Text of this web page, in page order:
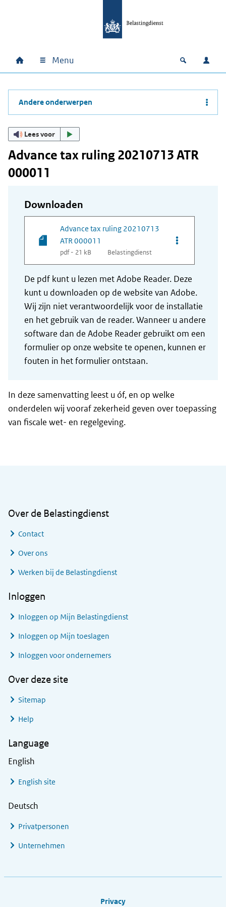
Hoofdnavigatie
Home Menu Open
Andere onderwerpen
Lees voor
Advance tax ruling 20210713 ATR
000011
Downloaden
Advance tax ruling 20210713
ATR 000011
pdf - 21 kB Belastingdienst
Opties van
De pdf kunt u lezen met Adobe Reader. Deze
kunt u downloaden op de website van Adobe.
Wij zijn niet verantwoordelijk voor de installatie
en het gebruik van de reader. Wanneer u andere
software dan de Adobe Reader gebruikt om een
formulier op onze website te openen, kunnen er
fouten in het formulier ontstaan.
In deze samenvatting leest u óf, en op welke
onderdelen wij vooraf zekerheid geven over toepassing
van fiscale wet- en regelgeving.
Over de Belastingdienst
Contact
Over ons
Werken bij de Belastingdienst
Inloggen
Inloggen op Mijn Belastingdienst
Inloggen op Mijn toeslagen
Inloggen voor ondernemers
Over deze site
Sitemap
Help
Language
English
English site
Deutsch
Privatpersonen
Unternehmen
Privacy